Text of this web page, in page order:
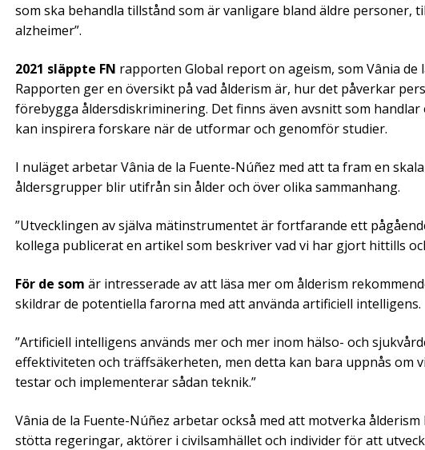
som ska behandla tillstånd som är vanligare bland äldre personer,
alzheimer”.
2021 släppte FN rapporten Global report on ageism, som Vânia
Rapporten ger en översikt på vad ålderism är, hur det påverkar
förebygga åldersdiskriminering. Det finns även avsnitt som
kan inspirera forskare när de utformar och genomför studier.
I nuläget arbetar Vânia de la Fuente-Núñez med att ta fram en
åldersgrupper blir utifrån sin ålder och över olika sammanhang.
”Utvecklingen av själva mätinstrumentet är fortfarande ett
kollega publicerat en artikel som beskriver vad vi har gjort hittills
För de som är intresserade av att läsa mer om ålderism
skildrar de potentiella farorna med att använda artificiell intelligens.
”Artificiell intelligens används mer och mer inom hälso- och
effektiviteten och träffsäkerheten, men detta kan bara uppnås om
testar och implementerar sådan teknik.”
Vânia de la Fuente-Núñez arbetar också med att motverka
stötta regeringar, aktörer i civilsamhället och individer för att